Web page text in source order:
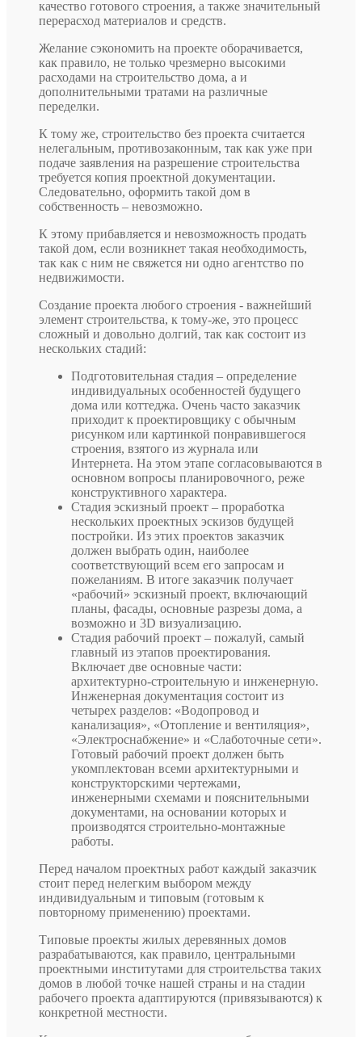
качество готового строения, а также значительный
перерасход материалов и средств.
Желание сэкономить на проекте оборачивается,
как правило, не только чрезмерно высокими
расходами на строительство дома, а и
дополнительными тратами на различные
переделки.
К тому же, строительство без проекта считается
нелегальным, противозаконным, так как уже при
подаче заявления на разрешение строительства
требуется копия проектной документации.
Следовательно, оформить такой дом в
собственность – невозможно.
К этому прибавляется и невозможность продать
такой дом, если возникнет такая необходимость,
так как с ним не свяжется ни одно агентство по
недвижимости.
Создание проекта любого строения - важнейший
элемент строительства, к тому-же, это процесс
сложный и довольно долгий, так как состоит из
нескольких стадий:
Подготовительная стадия – определение
индивидуальных особенностей будущего
дома или коттеджа. Очень часто заказчик
приходит к проектировщику с обычным
рисунком или картинкой понравившегося
строения, взятого из журнала или
Интернета. На этом этапе согласовываются в
основном вопросы планировочного, реже
конструктивного характера.
Стадия эскизный проект – проработка
нескольких проектных эскизов будущей
постройки. Из этих проектов заказчик
должен выбрать один, наиболее
соответствующий всем его запросам и
пожеланиям. В итоге заказчик получает
«рабочий» эскизный проект, включающий
планы, фасады, основные разрезы дома, а
возможно и 3D визуализацию.
Стадия рабочий проект – пожалуй, самый
главный из этапов проектирования.
Включает две основные части:
архитектурно-строительную и инженерную.
Инженерная документация состоит из
четырех разделов: «Водопровод и
канализация», «Отопление и вентиляция»,
«Электроснабжение» и «Слаботочные сети».
Готовый рабочий проект должен быть
укомплектован всеми архитектурными и
конструкторскими чертежами,
инженерными схемами и пояснительными
документами, на основании которых и
производятся строительно-монтажные
работы.
Перед началом проектных работ каждый заказчик
стоит перед нелегким выбором между
индивидуальным и типовым (готовым к
повторному применению) проектами.
Типовые проекты жилых деревянных домов
разрабатываются, как правило, центральными
проектными институтами для строительства таких
домов в любой точке нашей страны и на стадии
рабочего проекта адаптируются (привязываются) к
конкретной местности.